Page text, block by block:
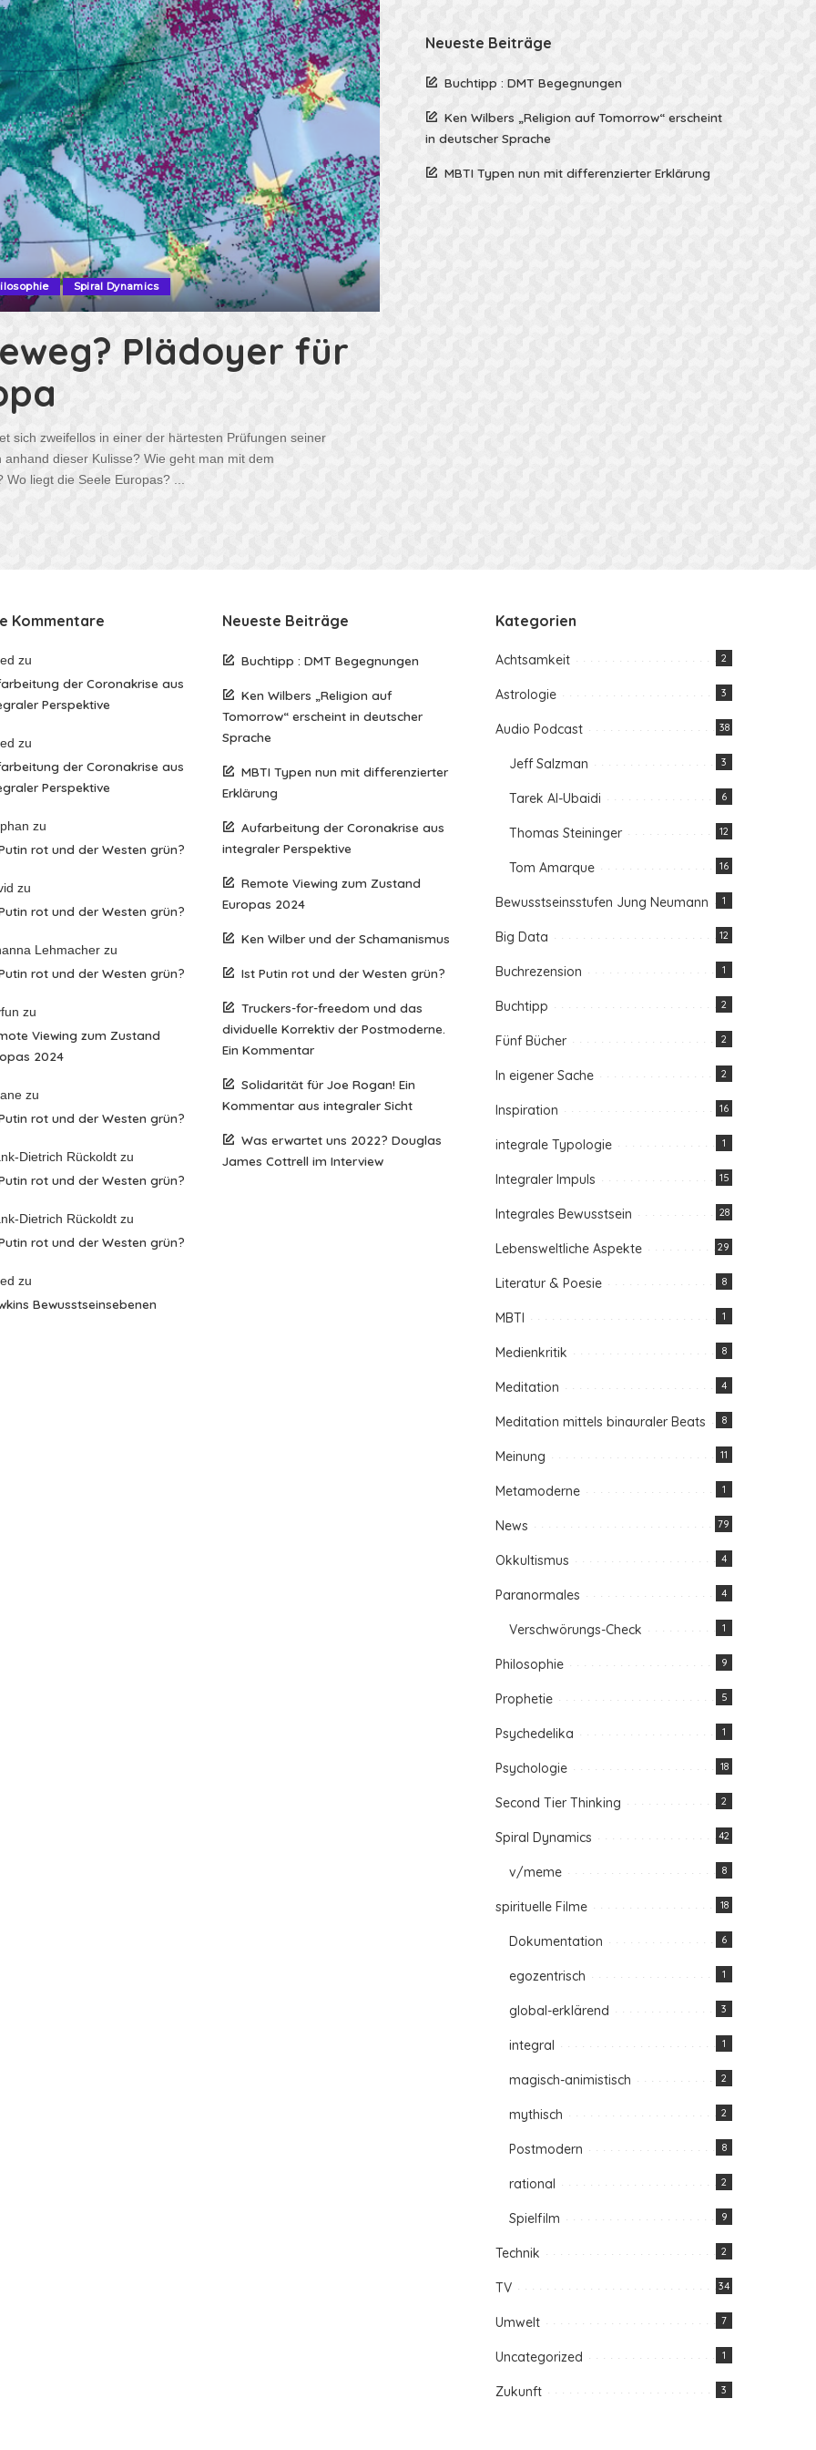
Spiral Dynamics
Plädoyer für
sich zweifellos in einer der härtesten Prüfungen seiner
dieser Kulisse? Wie geht man mit dem
Wo liegt die Seele Europas? ...
Neueste Beiträge
Buchtipp : DMT Begegnungen
Ken Wilbers „Religion auf Tomorrow“ erscheint
in deutscher Sprache
MBTI Typen nun mit differenzierter Erklärung
Kommentare
zu
der Coronakrise aus
Perspektive
zu
der Coronakrise aus
Perspektive
zu
rot und der Westen grün?
zu
rot und der Westen grün?
Lehmacher zu
rot und der Westen grün?
zu
Viewing zum Zustand
2024
zu
rot und der Westen grün?
Dietrich Rückoldt zu
rot und der Westen grün?
Dietrich Rückoldt zu
rot und der Westen grün?
zu
Bewusstseinsebenen
Neueste Beiträge
Buchtipp : DMT Begegnungen
Ken Wilbers „Religion auf
Tomorrow“ erscheint in deutscher
Sprache
MBTI Typen nun mit differenzierter
Erklärung
Aufarbeitung der Coronakrise aus
integraler Perspektive
Remote Viewing zum Zustand
Europas 2024
Ken Wilber und der Schamanismus
Ist Putin rot und der Westen grün?
Truckers-for-freedom und das
dividuelle Korrektiv der Postmoderne.
Ein Kommentar
Solidarität für Joe Rogan! Ein
Kommentar aus integraler Sicht
Was erwartet uns 2022? Douglas
James Cottrell im Interview
Kategorien
Achtsamkeit 2
Astrologie 3
Audio Podcast 38
Jeff Salzman 3
Tarek Al-Ubaidi 6
Thomas Steininger 12
Tom Amarque 16
Bewusstseinsstufen Jung Neumann 1
Big Data 12
Buchrezension 1
Buchtipp 2
Fünf Bücher 2
In eigener Sache 2
Inspiration 16
integrale Typologie 1
Integraler Impuls 15
Integrales Bewusstsein 28
Lebensweltliche Aspekte 29
Literatur & Poesie 8
MBTI 1
Medienkritik 8
Meditation 4
Meditation mittels binauraler Beats 8
Meinung 11
Metamoderne 1
News 79
Okkultismus 4
Paranormales 4
Verschwörungs-Check 1
Philosophie 9
Prophetie 5
Psychedelika 1
Psychologie 18
Second Tier Thinking 2
Spiral Dynamics 42
v/meme 8
spirituelle Filme 18
Dokumentation 6
egozentrisch 1
global-erklärend 3
integral 1
magisch-animistisch 2
mythisch 2
Postmodern 8
rational 2
Spielfilm 9
Technik 2
TV 34
Umwelt 7
Uncategorized 1
Zukunft 3